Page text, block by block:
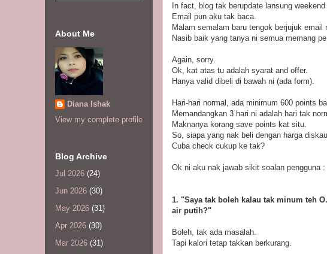
In fact, blog tak berupdate lansung weekend
Email pun aku tak baca.
Malam semalam baru tengok berjujuk
Nasib baik yang tanya ni semua memang
Again, sorry.
Ok, kat atas tu adalah syarat and offer.
Hanya valid dibeli di bawah ni (ada form).
Hari-hari normal, ada minimum 600 points
Memandangkan 3 hari ni adalah hari tak
Maknanya korang save points kat situ.
So, siapa yang nak beli dengan harga
Cuba check cukup ke tak?
Ok ni aku nak jawab sikit soalan pengguna :
1. "Saya tak boleh kalau tak minum teh
air putih?"
Boleh, tak ada masalah.
Tapi kalori tetap takkan berkurang.
About Me
Diana Ishak
View my complete profile
Blog Archive
Jul 2026 (24)
Jun 2026 (30)
May 2026 (31)
Apr 2026 (30)
Mar 2026 (31)